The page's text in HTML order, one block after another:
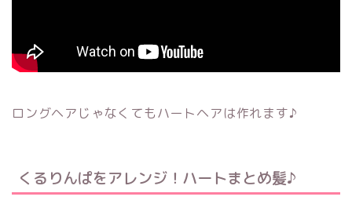
ロングヘアじゃなくてもハートヘアは作れます♪
くるりんぱをアレンジ！ハートまとめ髪♪